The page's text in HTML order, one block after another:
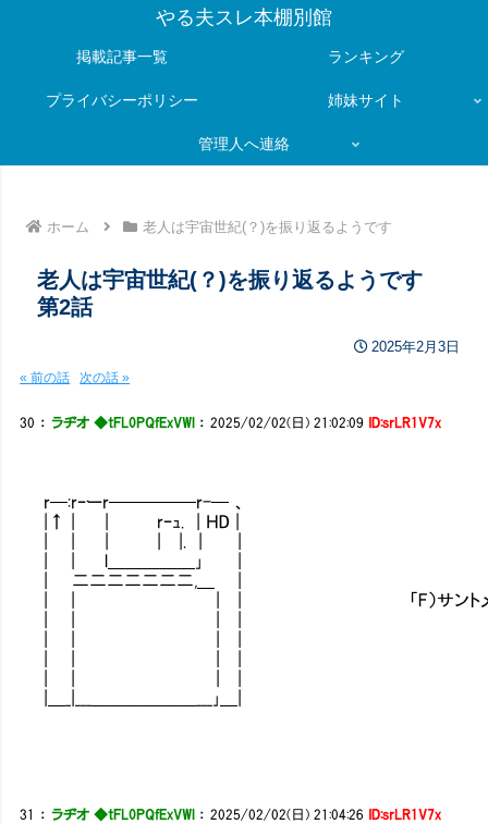
やる夫スレ本棚別館
掲載記事一覧 ランキング
プライバシーポリシー 姉妹サイト
管理人へ連絡
ホーム 老人は宇宙世紀(？)を振り返るようです
老人は宇宙世紀(？)を振り返るようです
第2話
2025年2月3日
« 前の話 次の話 »
30 ：ラヂオ ◆tFL0PQfExVWl ：2025/02/02(日) 21:02:09 ID:srLR1V7x
r─:rｰーr─────r-─ 、
|↑ | | rｰｭ. | ＨD |
| | l＿＿＿＿＿｣ |
| 二二二二二二二,＿ |
| | | | 「F）サントメ・プリン
|＿_|___＿＿＿＿＿＿___｣＿|
31 ：ラヂオ ◆tFL0PQfExVWl ：2025/02/02(日) 21:04:26 ID:srLR1V7x